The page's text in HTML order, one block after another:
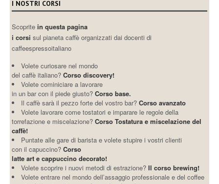
I NOSTRI CORSI
Scopritein questa pagina
i corsi sul pianeta caffè organizzati dai docenti di
caffeespressoitaliano
Volete curiosare nel mondo
del caffè italiano? Corso discovery!
Volete cominiciare a lavorare
in un bar con il piede giusto? Corso base.
Il caffè sarà il pezzo forte del vostro bar?Corso avanzato
Volete lavorare come tostatori e imparare le regole della
torrefazione e miscelazione?Corso Tostatura e miscelazione del
caffè!
Puntate alle gare di barista e volete stupire i vostri clienti
con il capuccino?Corso
latte art e cappuccino decorato!
Volete scoprire i nuovi metodi di estrazione?Il corso brewing!
Volete entrare nel mondo dell’assaggio professionale e del coffee